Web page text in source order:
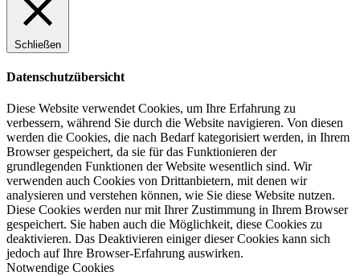
Schließen
Datenschutzübersicht
Diese Website verwendet Cookies, um Ihre Erfahrung zu
verbessern, während Sie durch die Website navigieren. Von diesen
werden die Cookies, die nach Bedarf kategorisiert werden, in Ihrem
Browser gespeichert, da sie für das Funktionieren der
grundlegenden Funktionen der Website wesentlich sind. Wir
verwenden auch Cookies von Drittanbietern, mit denen wir
analysieren und verstehen können, wie Sie diese Website nutzen.
Diese Cookies werden nur mit Ihrer Zustimmung in Ihrem Browser
gespeichert. Sie haben auch die Möglichkeit, diese Cookies zu
deaktivieren. Das Deaktivieren einiger dieser Cookies kann sich
jedoch auf Ihre Browser-Erfahrung auswirken.
Notwendige Cookies